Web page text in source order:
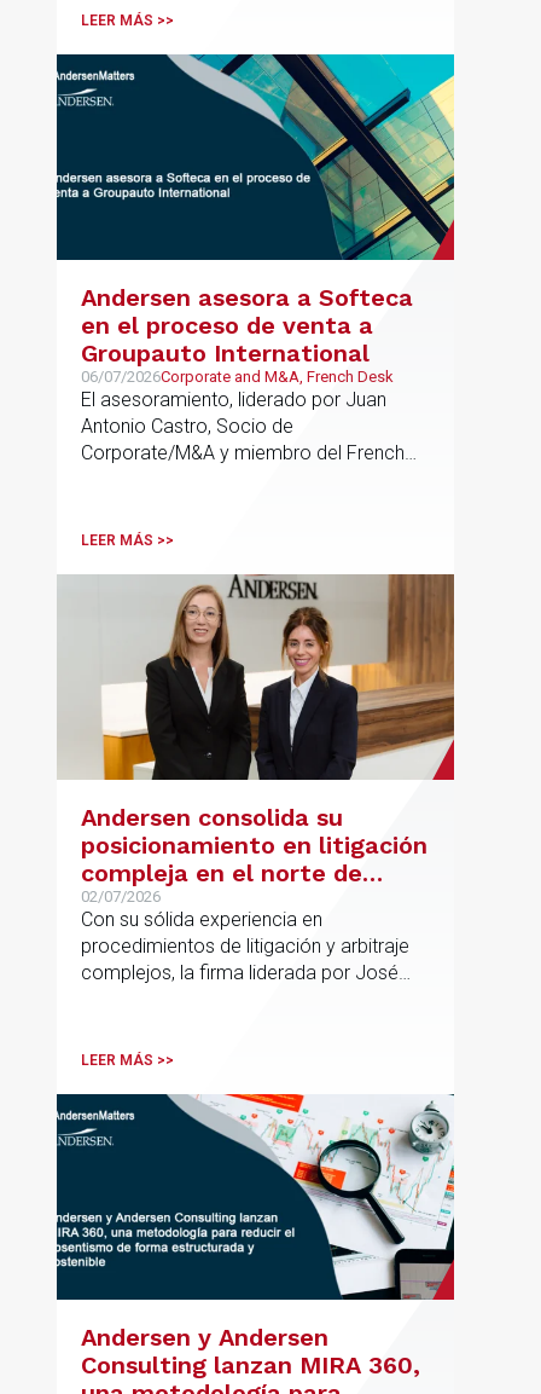
formación del fondo, hasta el primer
LEER MÁS >>
Andersen asesora a Softeca
en el proceso de venta a
Groupauto International
06/07/2026Corporate and M&A, French Desk
El asesoramiento, liderado por Juan
Antonio Castro, Socio de
Corporate/M&A y miembro del French
españolas que combinan los sectores
LEER MÁS >>
Andersen consolida su
posicionamiento en litigación
compleja en el norte de
España con la incorporación
de Rebeca Larena
02/07/2026
Con su sólida experiencia en
procedimientos de litigación y arbitraje
complejos, la firma liderada por José
posicionamiento en asesoramiento
LEER MÁS >>
Andersen y Andersen
Consulting lanzan MIRA 360,